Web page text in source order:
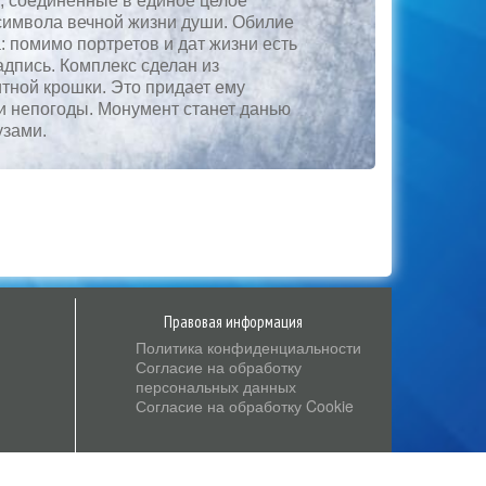
вечной жизни души. Обилие
портретов и дат жизни есть
Комплекс сделан из
крошки. Это придает ему
непогоды. Монумент станет данью
Правовая информация
Политика конфиденциальности
Согласие на обработку
персональных данных
Согласие на обработку Cookie